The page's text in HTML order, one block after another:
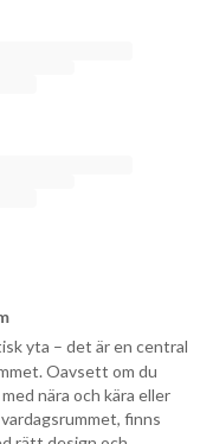
yta – det är en central
Oavsett om du
nära och kära eller
finns